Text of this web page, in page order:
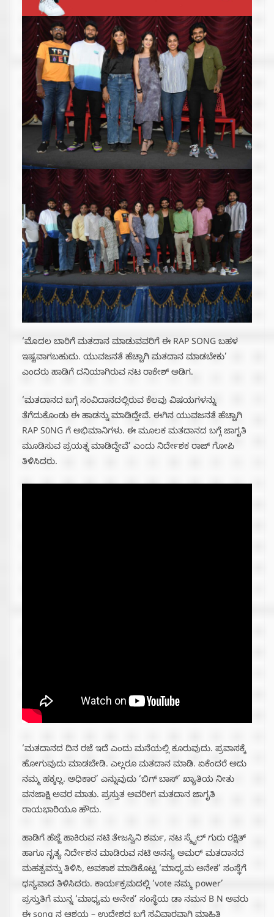
‘ಮೊದಲ ಬಾರಿಗೆ ಮತದಾನ ಮಾಡುವವರಿಗೆ ಈ RAP SONG ಬಹಳ
ಇಷ್ಟವಾಗಬಹುದು. ಯುವಜನತೆ ಹೆಚ್ಚಾಗಿ ಮತದಾನ ಮಾಡಬೇಕು’
ಎಂದರು ಹಾಡಿಗೆ ದನಿಯಾಗಿರುವ ನಟ ರಾಕೇಶ್ ಅಡಿಗ.
‘ಮತದಾನದ ಬಗ್ಗೆ ಸಂವಿದಾನದಲ್ಲಿರುವ ಕೆಲವು ವಿಷಯಗಳನ್ನು
ತೆಗೆದುಕೊಂಡು ಈ ಹಾಡನ್ನು ಮಾಡಿದ್ದೇವೆ‌. ಈಗಿನ ಯುವಜನತೆ ಹೆಚ್ಚಾಗಿ
RAP S0NG ಗೆ ಅಭಿಮಾನಿಗಳು. ಈ ಮೂಲಕ ಮತದಾನದ ಬಗ್ಗೆ ಜಾಗೃತಿ
ಮೂಡಿಸುವ ಪ್ರಯತ್ನ ಮಾಡಿದ್ದೇವೆ’ ಎಂದು ನಿರ್ದೇಶಕ ರಾಜ್ ಗೋಪಿ
ತಿಳಿಸಿದರು.
‘ಮತದಾನದ ದಿನ‌ ರಜೆ ಇದೆ ಎಂದು ಮನೆಯಲ್ಲಿ ಕೂರುವುದು. ಪ್ರವಾಸಕ್ಕೆ
ಹೋಗುವುದು ಮಾಡಬೇಡಿ. ಎಲ್ಲರೂ ಮತದಾನ ಮಾಡಿ.‌ ಏಕೆಂದರೆ ಅದು
ನಮ್ಮ ಹಕ್ಕಲ್ಲ.‌ ಅಧಿಕಾರ’ ಎನ್ನುವುದು ‘ಬಿಗ್ ಬಾಸ್’ ಖ್ಯಾತಿಯ ನೀತು
ವನಜಾಕ್ಷಿ ಅವರ ಮಾತು. ಪ್ರಸ್ತುತ ಅವರೀಗ ಮತದಾನ ಜಾಗೃತಿ
ರಾಯಭಾರಿಯೂ ಹೌದು.
ಹಾಡಿಗೆ ಹೆಜ್ಜೆ ಹಾಕಿರುವ ನಟಿ ತೇಜಸ್ವಿನಿ ಶರ್ಮ, ನಟ ಸ್ಮೈಲ್ ಗುರು ರಕ್ಷಿತ್
ಹಾಗೂ ನೃತ್ಯ ನಿರ್ದೇಶನ ಮಾಡಿರುವ ನಟಿ ಅನನ್ಯ ಅಮರ್ ಮತದಾನದ
ಮಹತ್ವವನ್ನು ತಿಳಿಸಿ, ಅವಕಾಶ ಮಾಡಿಕೊಟ್ಟ ‘ಮಾಧ್ಯಮ ಅನೇಕ’ ಸಂಸ್ಥೆಗೆ
ಧನ್ಯವಾದ ತಿಳಿಸಿದರು. ಕಾರ್ಯಕ್ರಮದಲ್ಲಿ ‘vote ನಮ್ಮ power’
ಪ್ರಸ್ತುತಿಗೆ ಮುನ್ನ ‘ಮಾಧ್ಯಮ ಅನೇಕ’ ಸಂಸ್ಥೆಯ ಡಾ ನಮನ B N ಅವರು